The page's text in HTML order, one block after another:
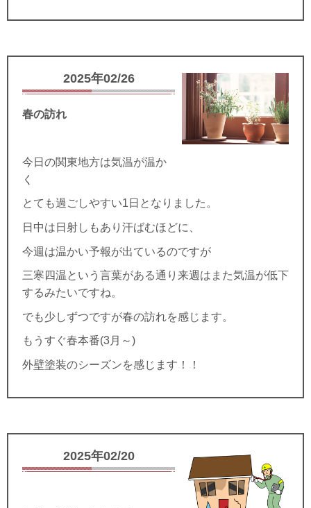
2025年02/26
春の訪れ
今日の関東地方は気温が温か
く
とても過ごしやすい1日となりました。
日中は日射しもあり汗ばむほどに、
今週は温かい予報が出ているのですが
三寒四温という言葉がある通り来週はまた気温が低下
するみたいですね。
でも少しずつですが春の訪れを感じます。
もうすぐ春本番(3月～)
外壁塗装のシーズンを感じます！！
2025年02/20